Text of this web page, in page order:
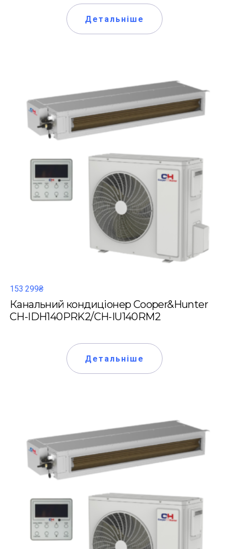
Детальніше
153 299₴
Канальний кондиціонер Cooper&Hunter
CH-IDH140PRK2/CH-IU140RM2
Детальніше